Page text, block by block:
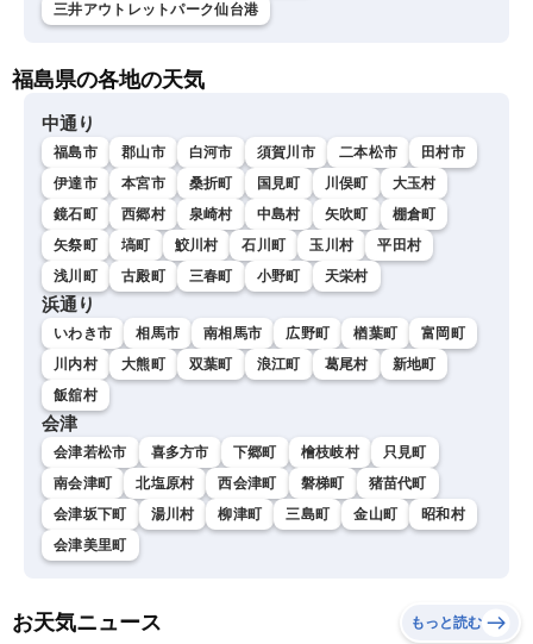
三井アウトレットパーク仙台港
福島県の各地の天気
中通り
福島市 郡山市 白河市 須賀川市 二本松市
田村市
伊達市
本宮市 桑折町 国見町 川俣町
大玉村
鏡石町
西郷村 泉崎村 中島村 矢吹町
棚倉町
矢祭町
塙町 鮫川村 石川町 玉川村
平田村
浅川町
古殿町 三春町 小野町 天栄村
浜通り
いわき市 相馬市 南相馬市 広野町 楢葉町
富岡町
川内村
大熊町 双葉町 浪江町 葛尾村
新地町
飯舘村
会津
会津若松市 喜多方市 下郷町 檜枝岐村
只見町
南会津町
北塩原村 西会津町 磐梯町
猪苗代町
会津坂下町
湯川村 柳津町 三島町 金山町
昭和村
会津美里町
お天気ニュース もっと読む